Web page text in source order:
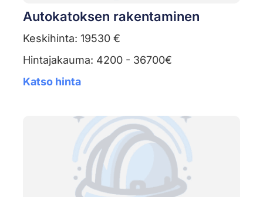
Autokatoksen rakentaminen
Keskihinta: 19530 €
Hintajakauma: 4200 - 36700€
Katso hinta